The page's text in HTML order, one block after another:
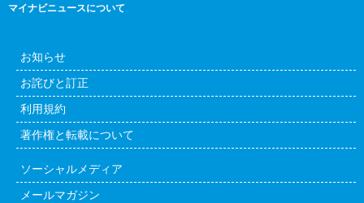
マイナビニュースについて
お知らせ
お詫びと訂正
利用規約
著作権と転載について
ソーシャルメディア
メールマガジン